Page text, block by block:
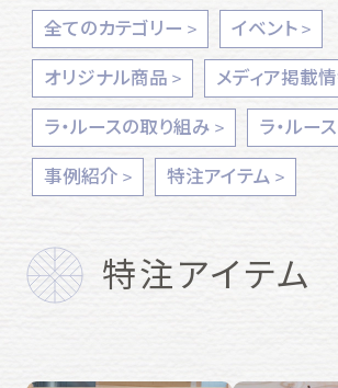
全てのカテゴリー
イベント
オリジナル商品
メディア掲載
ラ・ルースの取り組み
ラ・ルー
事例紹介
特注アイテム
特注アイテム